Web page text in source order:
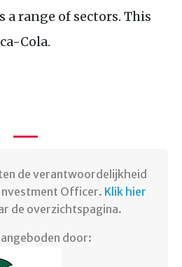
a range of sectors. This
Cola.
de verantwoordelijkheid
Officer. Klik hier
de overzichtspagina.
door: